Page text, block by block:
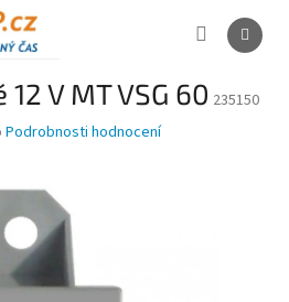
V MT VSG 60 235150
Podrobnosti hodnocení